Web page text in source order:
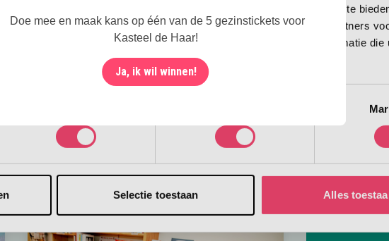
en advertenties te personaliseren, om functies voor social media te
delen we informatie over uw gebruik van onze site met onze partners
Deze partners kunnen deze gegevens combineren met andere informatie die
op basis van uw gebruik van hun services.
Selectie toestaan Alles
Klaar voor
extra veel
Nationaal
de stormbaan?
quad en meer!
Bekijk het
Doe mee en maak kans op één van de 5 gezinstickets voor
Kasteel de Haar!
Ja, ik wil winnen!